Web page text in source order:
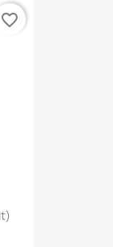
favorite_border